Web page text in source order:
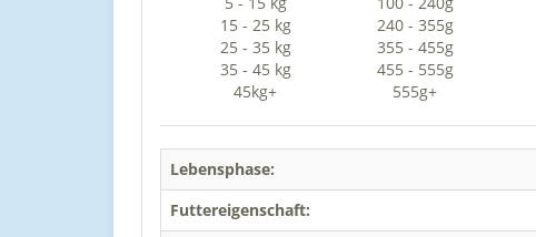
15 - 25 kg
240 - 355g
25 - 35 kg
355 - 455g
35 - 45 kg
455 - 555g
45kg+
555g+
Lebensphase:
Futtereigenschaft: